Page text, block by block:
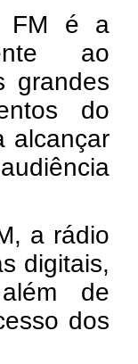
FM é a
ao
grandes
do
alcançar
a rádio
digitais,
de
dos